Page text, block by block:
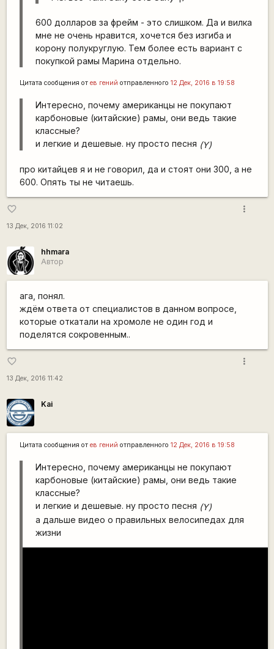
600 долларов за фрейм - это слишком. Да и вилка
мне не очень нравится, хочется без изгиба и
корону полукруглую. Тем более есть вариант с
покупкой рамы Марина отдельно.
Цитата сообщения от ев гений отправленного 12 Дек, 2016 в 19:58
Интересно, почему американцы не покупают
карбоновые (китайские) рамы, они ведь такие
классные?
и легкие и дешевые. ну просто песня (Y)
про китайцев я и не говорил, да и стоят они 300, а не
600. Опять ты не читаешь.
favorite_border
13 Дек, 2016 11:02
more_vert
hhmara
Автор
ага, понял.
ждём ответа от специалистов в данном вопросе,
которые откатали на хромоле не один год и
поделятся сокровенным..
favorite_border
13 Дек, 2016 11:42
more_vert
Kai
Цитата сообщения от ев гений отправленного 12 Дек, 2016 в 19:58
Интересно, почему американцы не покупают
карбоновые (китайские) рамы, они ведь такие
классные?
и легкие и дешевые. ну просто песня (Y)
а дальше видео о правильных велосипедах для
жизни